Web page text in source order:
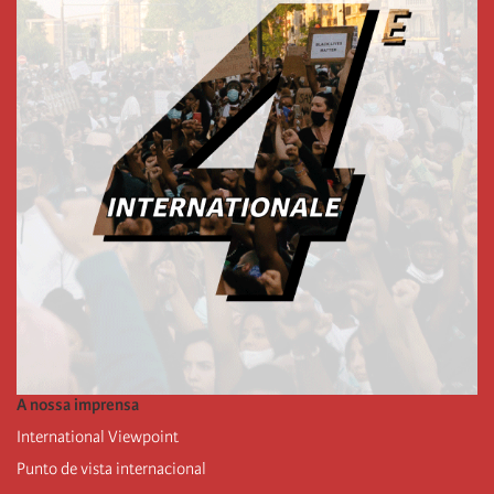
A nossa imprensa
International Viewpoint
Punto de vista internacional